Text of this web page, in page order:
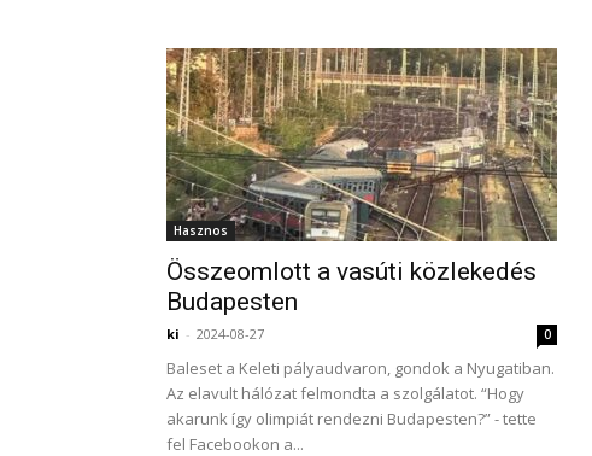
Hasznos
Összeomlott a vasúti közlekedés
Budapesten
ki - 2024-08-27 0
Baleset a Keleti pályaudvaron, gondok a Nyugatiban.
Az elavult hálózat felmondta a szolgálatot. “Hogy
akarunk így olimpiát rendezni Budapesten?” - tette
fel Facebookon a...